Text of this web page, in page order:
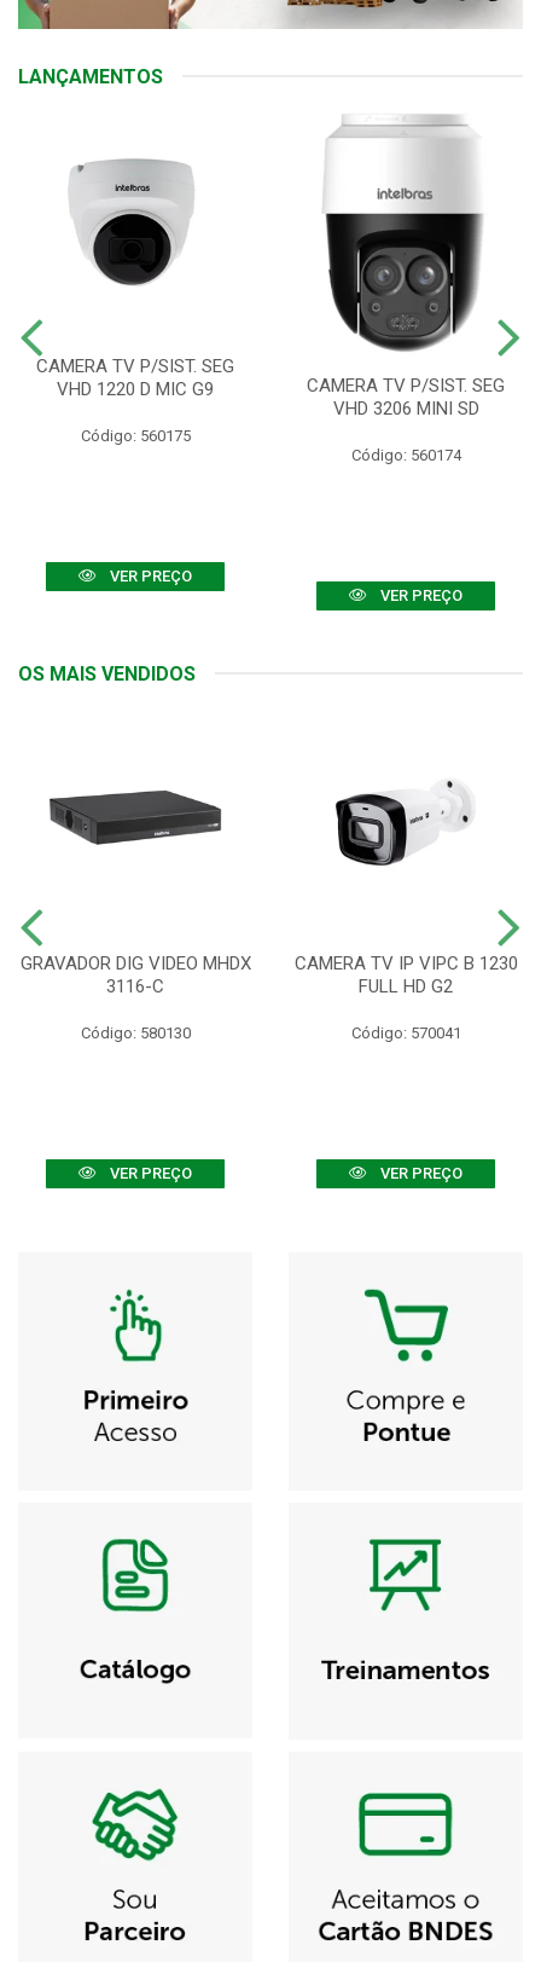
LANÇAMENTOS
CAMERA TV P/SIST. SEG
VHD 1220 D MIC G9
Código: 560175
VER PREÇO
CAMERA TV P/SIST. SEG
VHD 3206 MINI SD
Código: 560174
VER PREÇO
OS MAIS VENDIDOS
GRAVADOR DIG VIDEO MHDX
3116-C
Código: 580130
VER PREÇO
CAMERA TV IP VIPC B 1230
FULL HD G2
Código: 570041
VER PREÇO